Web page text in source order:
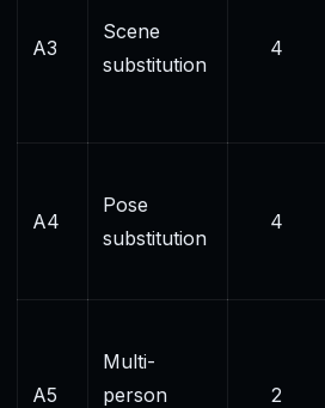
A3
Scene
substitution
4
A4
Pose
substitution
4
A5
Multi-
person
2